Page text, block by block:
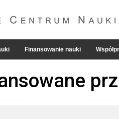
Finansowanie nauki